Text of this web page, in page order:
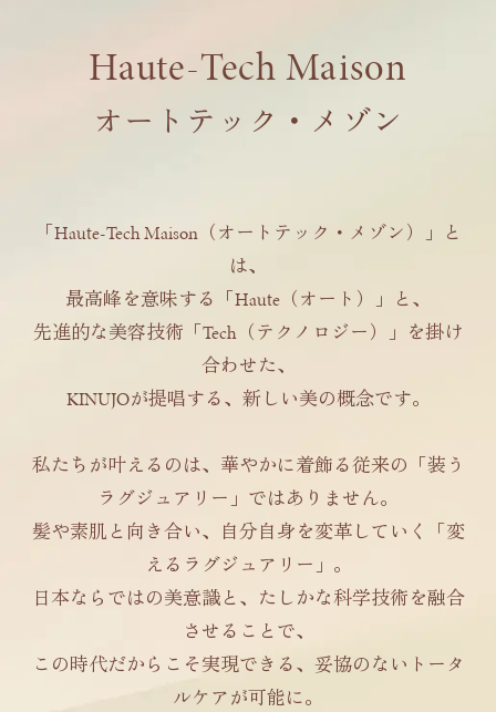
Haute-Tech Maison
オートテック・メゾン
「Haute-Tech Maison（オートテック・メゾン）」と
は、
最高峰を意味する「Haute（オート）」と、
先進的な美容技術「Tech（テクノロジー）」を掛け
合わせた、
KINUJOが提唱する、新しい美の概念です。
私たちが叶えるのは、華やかに着飾る従来の「装う
ラグジュアリー」ではありません。
髪や素肌と向き合い、自分自身を変革していく「変
えるラグジュアリー」。
日本ならではの美意識と、たしかな科学技術を融合
させることで、
この時代だからこそ実現できる、妥協のないトータ
ルケアが可能に。